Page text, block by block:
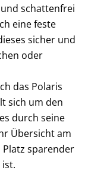
schattenfrei
eine feste
sicher und
oder
das Polaris
sich um den
durch seine
Übersicht am
sparender
ist.